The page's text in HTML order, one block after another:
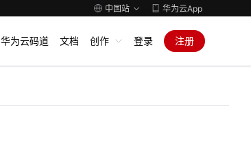
中国站 华为云App
华为云码道 文档 创作 登录 注册